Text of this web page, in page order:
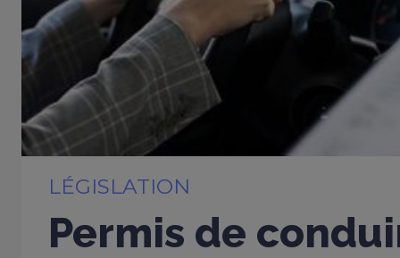
LÉGISLATION
Permis de